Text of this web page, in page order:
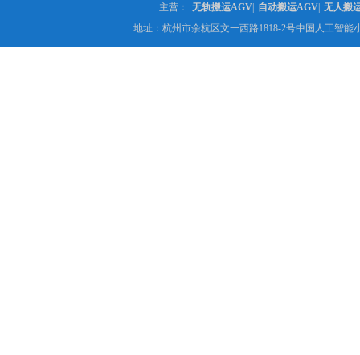
主营：
无轨搬运AGV 自动搬运AGV 无人搬
地址：杭州市余杭区文一西路1818-2号中国人工智能